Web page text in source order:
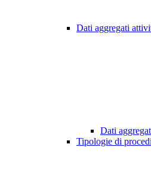
Dati aggregati
Dati
Tipologie di